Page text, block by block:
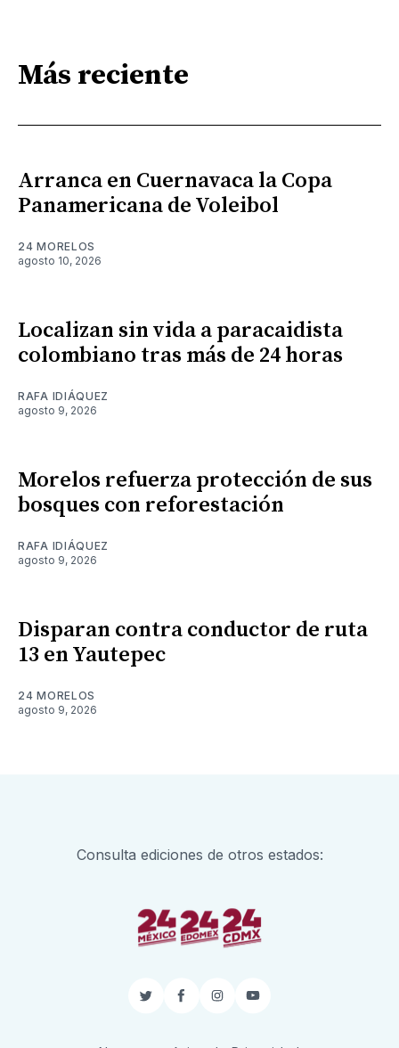
Más reciente
Arranca en Cuernavaca la Copa
Panamericana de Voleibol
24 MORELOS
agosto 10, 2026
Localizan sin vida a paracaidista
colombiano tras más de 24 horas
RAFA IDIÁQUEZ
agosto 9, 2026
Morelos refuerza protección de sus
bosques con reforestación
RAFA IDIÁQUEZ
agosto 9, 2026
Disparan contra conductor de ruta
13 en Yautepec
24 MORELOS
agosto 9, 2026
Consulta ediciones de otros estados:
TwitterFacebook
InstagramYouTube